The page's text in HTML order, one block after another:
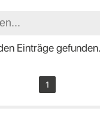
Einträge gefunden.
1